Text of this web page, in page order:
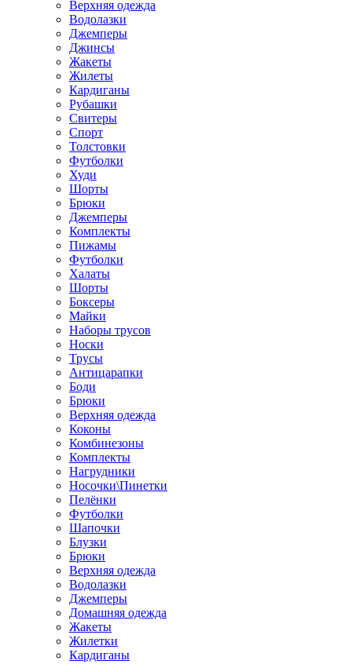
Верхняя одежда
Водолазки
Джемперы
Джинсы
Жакеты
Жилеты
Кардиганы
Рубашки
Свитеры
Спорт
Толстовки
Футболки
Худи
Шорты
Брюки
Джемперы
Комплекты
Пижамы
Футболки
Халаты
Шорты
Боксеры
Майки
Наборы трусов
Носки
Трусы
Антицарапки
Боди
Брюки
Верхняя одежда
Коконы
Комбинезоны
Комплекты
Нагрудники
Носочки\Пинетки
Пелёнки
Футболки
Шапочки
Блузки
Брюки
Верхняя одежда
Водолазки
Джемперы
Домашняя одежда
Жакеты
Жилетки
Кардиганы